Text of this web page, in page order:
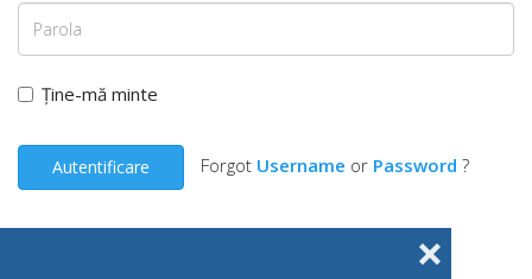
❌
Ține-mă minte
Autentificare Forgot Username or Password ?